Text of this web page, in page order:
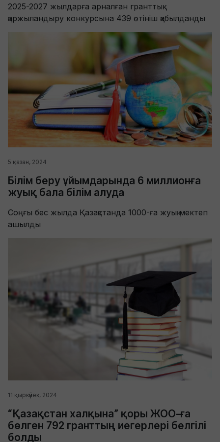
2025-2027 жылдарға арналған гранттық
қаржыландыру конкурсына 439 өтініш қабылданды
5 қазан, 2024
Білім беру ұйымдарында 6 миллионға
жуық бала білім алуда
Соңғы бес жылда Қазақстанда 1000-ға жуық мектеп
ашылды
11 қыркүйек, 2024
“Қазақстан халқына” қоры ЖОО-ға
бөлген 792 гранттың иегерлері белгілі
болды